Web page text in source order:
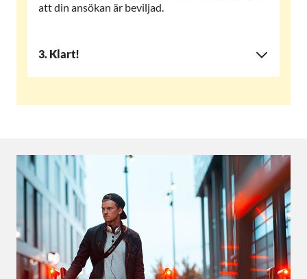
att din ansökan är beviljad.
3. Klart!